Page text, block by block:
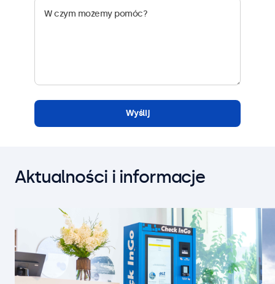
Wyślij
Aktualności i informacje